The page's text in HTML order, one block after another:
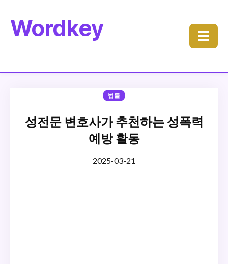
Wordkey ☰
법률
성전문 변호사가 추천하는 성폭력
예방 활동
2025-03-21